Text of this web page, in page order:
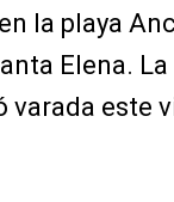
la playa
Elena.
varada este